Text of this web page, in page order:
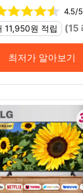
4.5/
11,950원 적립
(15
최저가 알아보기